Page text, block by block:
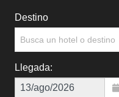
Destino
Busca un hotel o destino
Llegada: